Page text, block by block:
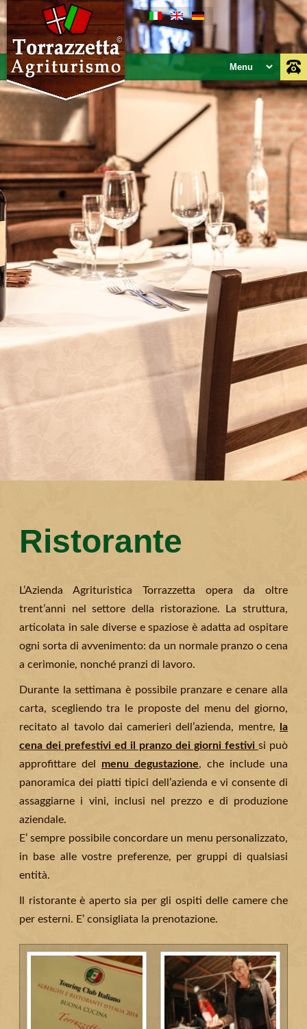
Ristorante
L’Azienda Agrituristica Torrazzetta opera da oltre
trent’anni nel settore della ristorazione. La struttura,
articolata in sale diverse e spaziose è adatta ad ospitare
ogni sorta di avvenimento: da un normale pranzo o cena
a cerimonie, nonché pranzi di lavoro.
Durante la settimana è possibile pranzare e cenare alla
carta, scegliendo tra le proposte del menu del giorno,
recitato al tavolo dai camerieri dell’azienda, mentre,
la
cena dei prefestivi ed il pranzo dei giorni festivi si può
approfittare del menu degustazione, che include una
panoramica dei piatti tipici dell’azienda e vi consente di
assaggiarne i vini, inclusi nel prezzo e di produzione
aziendale.
E’ sempre possibile concordare un menu personalizzato,
in base alle vostre preferenze, per gruppi di qualsiasi
entità.
Il ristorante è aperto sia per gli ospiti delle camere che
per esterni. E’ consigliata la prenotazione.